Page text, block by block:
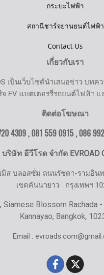
กระบะไฟฟ้า
สถานีชาร์จยานยนต์ไฟฟ้า
Contact Us
เกี่ยวกับเรา
เป็นเว็บไซต์นำเสนอข่าว บท
จ EV แบตเตอรรี่รถยนต์ไฟฟ้า แ
ติดต่อโฆษณา
4309 , 081 559 0915 , 086
บริษัท อีวีโรด จำกัด EVROAD
มิส บลอสซั่ม ถนนรัชดา-รามอิน
เขตคันนายาว กรุงเทพฯ
Blossom Rachada -
Kannayao, Bangkok,
Email :